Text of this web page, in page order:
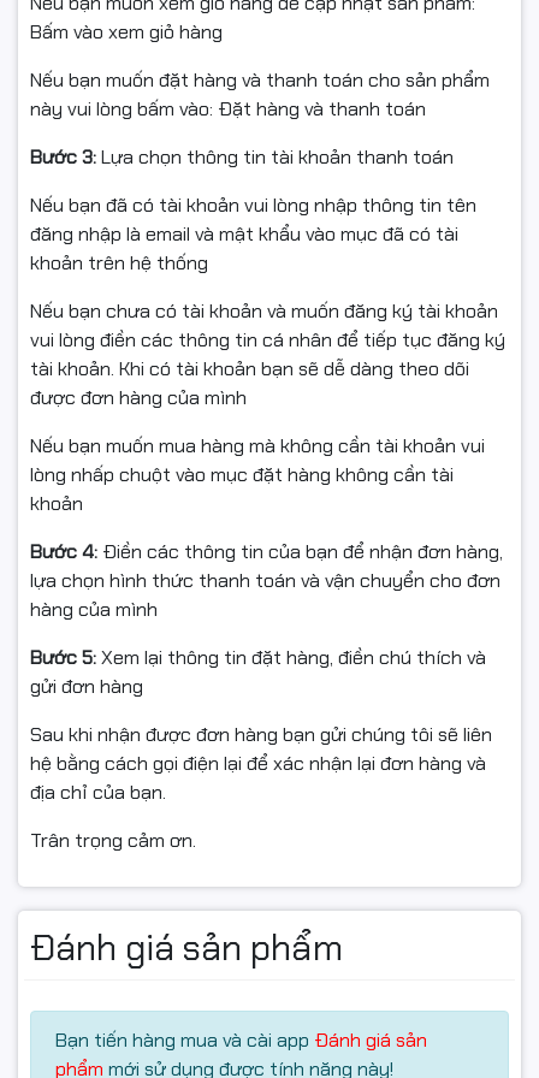
COMPUTER
Hà Nội.
Giá bán đã bao gồm thuế VAT, chưa bao gồm phí lắp
đặt và vận chuyển.
Ship COD toàn quốc (Viettel, Giao hàng nhanh, Giao
hàng tiết kiệm…)
Thanh toán khi nhận hàng.
Giải pháp tiết kiệm tối đa cho người sử dụng.
tối đa.
Bảo hành: 12 tháng hoặc đến khi in hết mực lần đầu.
Hãy trang bị ngay cho máy in của bạn một hộp mực
chất lượng tạiHANCOMPUTER. Đến ngay với chúng tôi
để được tư vấn và hỗ trợ tốt nhất!
Thông tin sản phẩm
Hộp mực Samsung MLT1043S/104, tương
Bấm vào xem giỏ hàng
Nếu bạn muốn đặt hàng và thanh toán cho sản phẩm
này vui lòng bấm vào: Đặt hàng và thanh toán
Bước 3:Lựa chọn thông tin tài khoản thanh toán
Nếu bạn đã có tài khoản vui lòng nhập thông tin tên
đăng nhập là email và mật khẩu vào mục đã có tài
khoản trên hệ thống
Nếu bạn chưa có tài khoản và muốn đăng ký tài khoản
vui lòng điền các thông tin cá nhân để tiếp tục đăng ký
tài khoản. Khi có tài khoản bạn sẽ dễ dàng theo dõi
được đơn hàng của mình
Nếu bạn muốn mua hàng mà không cần tài khoản vui
lòng nhấp chuột vào mục đặt hàng không cần tài
khoản
Bước 4: Điền các thông tin của bạn để nhận đơn hàng,
lựa chọn hình thức thanh toán và vận chuyển cho đơn
hàng của mình
Bước 5:Xem lại thông tin đặt hàng, điền chú thích và
gửi đơn hàng
Sau khi nhận được đơn hàng bạn gửi chúng tôi sẽ liên
hệ bằng cách gọi điện lại để xác nhận lại đơn hàng và
địa chỉ của bạn.
Trân trọng cảm ơn.
Đánh giá sản phẩm
Bạn tiến hàng mua và cài app Đánh giá sản
phẩm mới sử dụng được tính năng này!